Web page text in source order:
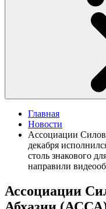
Главная
Новости
Ассоциации
декабря
столь знакового
направили
Ассоциации